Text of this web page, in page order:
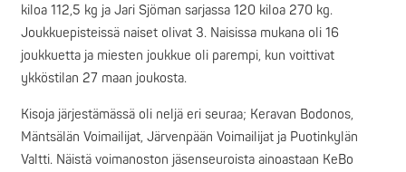
kiloa 112,5 kg ja Jari Sjöman sarjassa 120 kiloa 270 kg.
Joukkuepisteissä naiset olivat 3. Naisissa mukana oli 16
joukkuetta ja miesten joukkue oli parempi, kun voittivat
ykköstilan 27 maan joukosta.
Kisoja järjestämässä oli neljä eri seuraa; Keravan Bodonos,
Mäntsälän Voimailijat, Järvenpään Voimailijat ja Puotinkylän
Valtti. Näistä voimanoston jäsenseuroista ainoastaan KeBo